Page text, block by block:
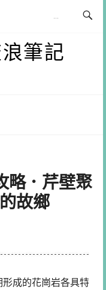
筆記
略．芹壁聚
故鄉
形成的花崗岩各具特